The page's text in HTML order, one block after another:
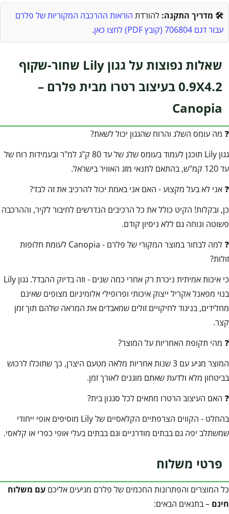
🛠️ מדריך התקנה: להורדת הוראות ההרכבה המקוריות של פלרם
עבור דגם 706804 (קובץ PDF) לחצו כאן
.
שאלות נפוצות על גגון Lily שחור-שקוף
0.9X4.2 בעיצוב רטרו מבית פלרם –
Canopia
❓ מה עומס השלג והרוח שהגגון יכול לשאת?
גגון Lily תוכנן לעמוד בעומס שלג של עד 80 ק"ג למ"ר ובעמידות רוח של
עד 120 קמ"ש, בהתאם לתנאי מזג האוויר בישראל.
❓ אני לא בעל מקצוע - האם אני באמת יכול להרכיב את זה לבד?
כן, ובקלות! הקיט כולל את כל הרכיבים הנדרשים לחיבור לקיר, וההרכבה
פשוטה ונוחה גם ללא ניסיון קודם.
❓ למה לבחור במוצר המקורי של פלרם - Canopia לעומת חלופות
זולות?
כי איכות אמיתית ניכרת רק אחרי כמה שנים - וזה בדיוק ההבדל. גגון Lily
בנוי מפאנל אקריל ייצוק איכותי ופרופילי אלומיניום מצופים שאינם
מחלידים, בניגוד לחיקויים זולים שמאבדים את המראה שלהם תוך זמן
קצר.
❓ מהי תקופת האחריות על המוצר?
המוצר מגיע עם 3 שנות אחריות מלאה מטעם היצרן, כך שתוכלו לרכוש
בביטחון מלא ולדעת שאתם מוגנים לאורך זמן.
❓ האם העיצוב הרטרו מתאים לכל סגנון בית?
בהחלט - הקווים הצרפתיים הקלאסיים של Lily מוסיפים אופי ייחודי
שמשתלב יפה גם בבתים מודרניים וגם בבתים בעלי אופי כפרי או קלאסי.
פרטי משלוח
כל המוצרים והפתרונות החכמים של פלרם מגיעים אליכם עם משלוח
חינם – בתנאים הבאים: